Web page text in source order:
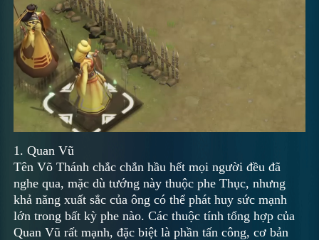
1. Quan Vũ
Tên Võ Thánh chắc chắn hầu hết mọi người đều đã
nghe qua, mặc dù tướng này thuộc phe Thục, nhưng
khả năng xuất sắc của ông có thể phát huy sức mạnh
lớn trong bất kỳ phe nào. Các thuộc tính tổng hợp của
Quan Vũ rất mạnh, đặc biệt là phần tấn công, cơ bản